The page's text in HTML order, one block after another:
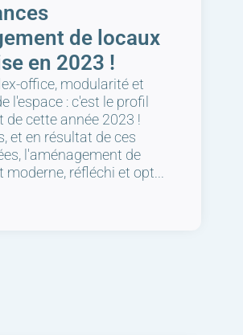
de locaux
en 2023 !
office, modularité et
l'espace : c'est le profil
cette année 2023 !
et en résultat de ces
l'aménagement de
moderne, réfléchi et opt...